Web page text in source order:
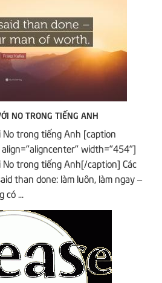
NO TRONG TIẾNG ANH
trong tiếng Anh [caption
width="454"]
trong tiếng Anh[/caption] Các
than done: làm luôn, làm ngay –
có ...